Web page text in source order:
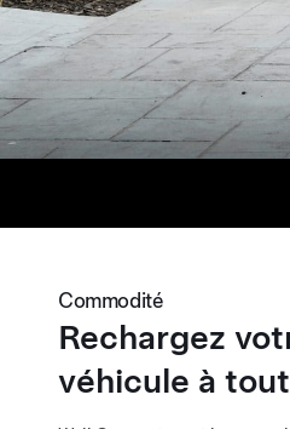
Commodité
Rechargez
véhicule à